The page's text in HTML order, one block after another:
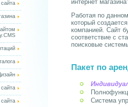
сайта
интернет
Работая по
который
компанией. Сайт
соответствие с
поисковые
Пакет по
Система